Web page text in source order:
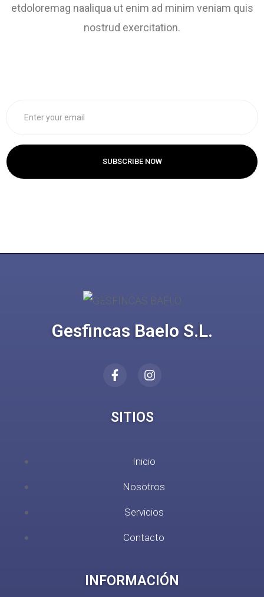
etdoloremag naaliqua ut enim ad minim veniam quis
nostrud exercitation.
SUBSCRIBE NOW
Gesfincas Baelo S.L.
SITIOS
Inicio
Nosotros
Servicios
Contacto
INFORMACIÓN